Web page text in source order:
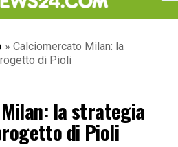
» Calciomercato Milan: la
di Pioli
la strategia
di Pioli